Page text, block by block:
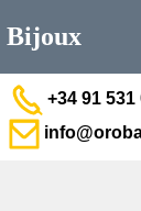
Bijoux
+34 91 531